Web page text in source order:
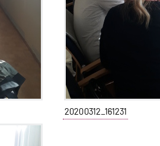
20200312_161231